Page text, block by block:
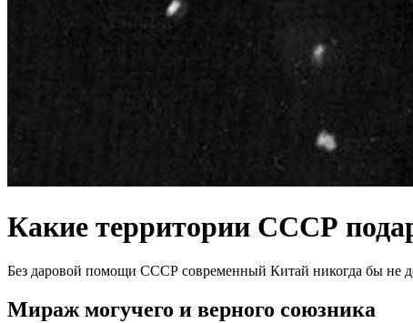
Какие территории СССР
Без даровой помощи СССР современный Китай никогда бы не
Мираж могучего и верного союзника